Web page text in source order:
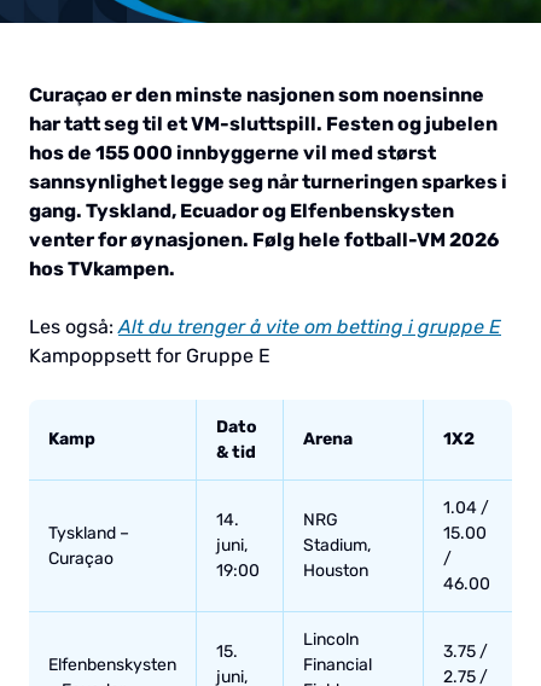
Curaçao er den minste nasjonen som noensinne
har tatt seg til et VM-sluttspill. Festen og jubelen
hos de 155 000 innbyggerne vil med størst
sannsynlighet legge seg når turneringen sparkes i
gang. Tyskland, Ecuador og Elfenbenskysten
venter for øynasjonen. Følg hele fotball-VM 2026
hos TVkampen.
Les også:Alt du trenger å vite om betting i gruppe E
Kampoppsett for Gruppe E
Kamp
Dato
& tid
Arena 1X2
Tyskland –
Curaçao
14.
juni,
19:00
NRG
Stadium,
Houston
1.04 /
15.00
/
46.00
Elfenbenskysten
15.
juni,
Lincoln
Financial
3.75 /
2.75 /